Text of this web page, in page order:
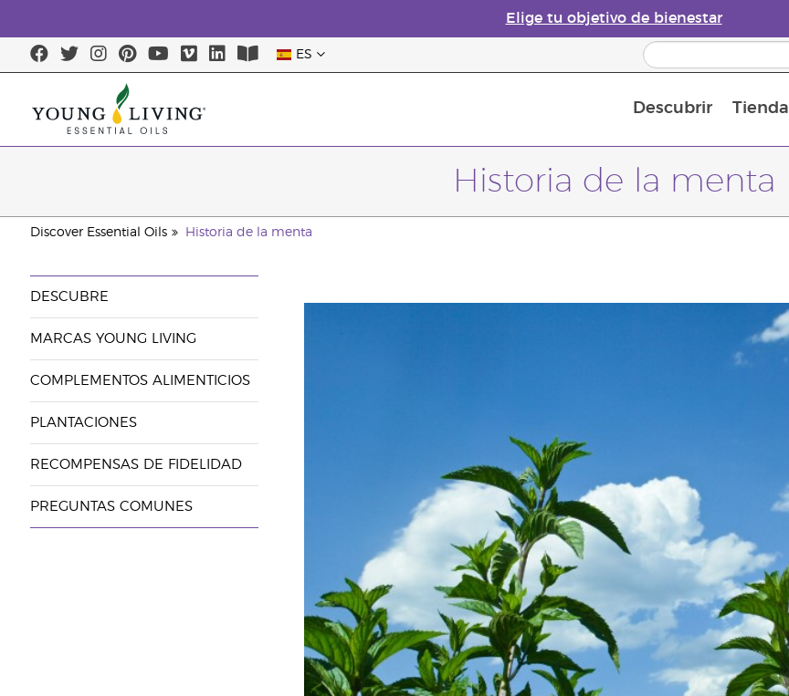
Elige tu objetivo de bienestar
ES
Descubrir Tienda
Historia de la menta
Discover Essential Oils Historia de la menta
DESCUBRE
MARCAS YOUNG LIVING
COMPLEMENTOS ALIMENTICIOS
PLANTACIONES
RECOMPENSAS DE FIDELIDAD
PREGUNTAS COMUNES